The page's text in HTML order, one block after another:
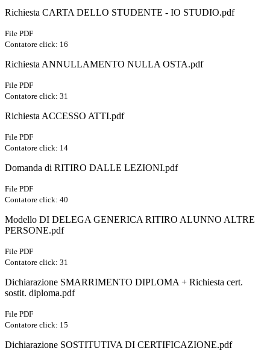
Richiesta CARTA DELLO STUDENTE - IO STUDIO.pdf
File PDF
Contatore click: 16
Richiesta ANNULLAMENTO NULLA OSTA.pdf
File PDF
Contatore click: 31
Richiesta ACCESSO ATTI.pdf
File PDF
Contatore click: 14
Domanda di RITIRO DALLE LEZIONI.pdf
File PDF
Contatore click: 40
Modello DI DELEGA GENERICA RITIRO ALUNNO ALTRE
PERSONE.pdf
File PDF
Contatore click: 31
Dichiarazione SMARRIMENTO DIPLOMA + Richiesta cert.
sostit. diploma.pdf
File PDF
Contatore click: 15
Dichiarazione SOSTITUTIVA DI CERTIFICAZIONE.pdf